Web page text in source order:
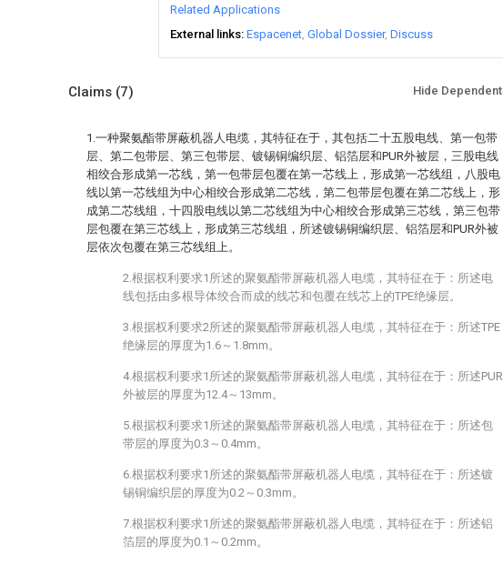
Related Applications
External links Espacenet Global Dossier Discuss
Claims (7) Hide Dependent
1.一种聚氨酯带屏蔽机器人电缆，其特征在于，其包括二十五股电线、第一包带
层、第二包带层、第三包带层、镀锡铜编织层、铝箔层和PUR外被层，三股电线
相绞合形成第一芯线，第一包带层包覆在第一芯线上，形成第一芯线组，八股电
线以第一芯线组为中心相绞合形成第二芯线，第二包带层包覆在第二芯线上，形
成第二芯线组，十四股电线以第二芯线组为中心相绞合形成第三芯线，第三包带
层包覆在第三芯线上，形成第三芯线组，所述镀锡铜编织层、铝箔层和PUR外被
层依次包覆在第三芯线组上。
2.根据权利要求1所述的聚氨酯带屏蔽机器人电缆，其特征在于：所述电
线包括由多根导体绞合而成的线芯和包覆在线芯上的TPE绝缘层。
3.根据权利要求2所述的聚氨酯带屏蔽机器人电缆，其特征在于：所述TPE
绝缘层的厚度为1.6～1.8mm。
4.根据权利要求1所述的聚氨酯带屏蔽机器人电缆，其特征在于：所述PUR
外被层的厚度为12.4～13mm。
5.根据权利要求1所述的聚氨酯带屏蔽机器人电缆，其特征在于：所述包
带层的厚度为0.3～0.4mm。
6.根据权利要求1所述的聚氨酯带屏蔽机器人电缆，其特征在于：所述镀
锡铜编织层的厚度为0.2～0.3mm。
7.根据权利要求1所述的聚氨酯带屏蔽机器人电缆，其特征在于：所述铝
箔层的厚度为0.1～0.2mm。